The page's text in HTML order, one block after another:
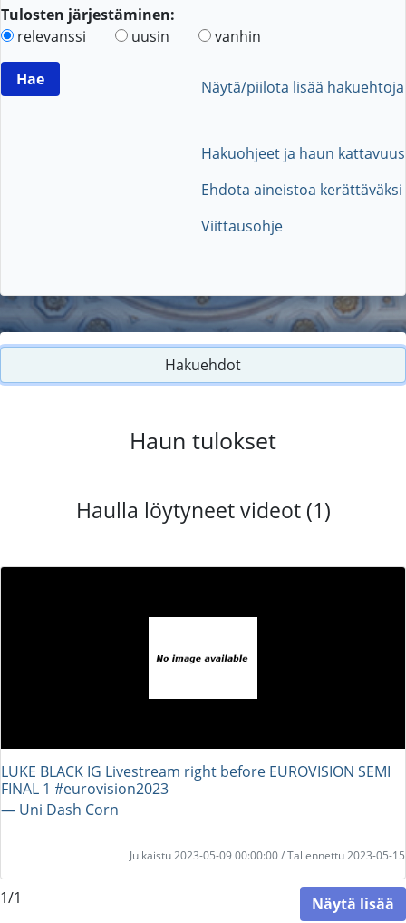
Tulosten järjestäminen:
relevanssi
uusin vanhin
Näytä/piilota lisää hakuehtoja
Hakuohjeet ja haun kattavuus
Ehdota aineistoa kerättäväksi
Viittausohje
Hakuehdot
Haun tulokset
Haulla löytyneet videot (1)
LUKE BLACK IG Livestream right before EUROVISION SEMI
FINAL 1 #eurovision2023
― Uni Dash Corn
Julkaistu 2023-05-09 00:00:00 / Tallennettu 2023-05-15
1/1 Näytä lisää